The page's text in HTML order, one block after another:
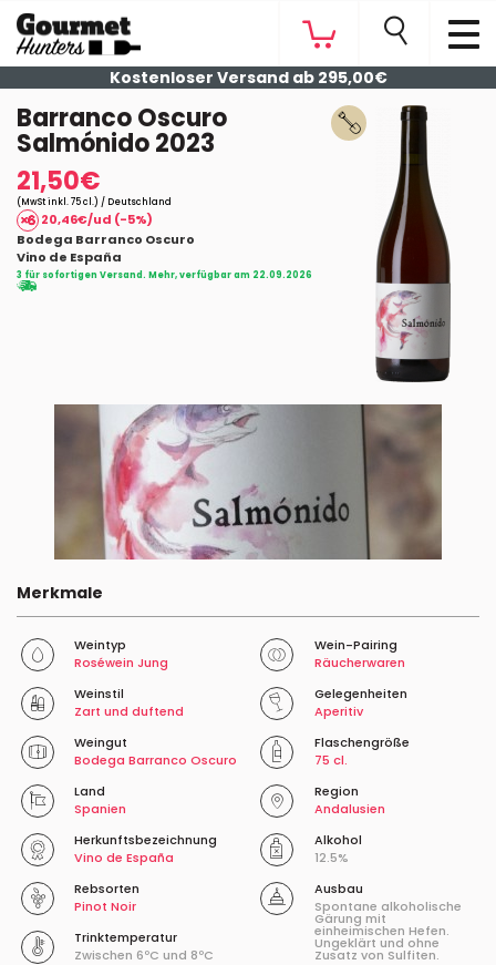
Kostenloser Versand ab 295,00€
Barranco Oscuro
Salmónido 2023
21,50€
(MwSt inkl. 75 cl.) / Deutschland
20,46€/ud (-5%)
Bodega Barranco Oscuro
Vino de España
3 für sofortigen Versand. Mehr, verfügbar am 22.09.2026
Merkmale
Weintyp
Roséwein Jung
Wein-Pairing
Räucherwaren
Weinstil
Zart und duftend
Gelegenheiten
Aperitiv
Weingut
Bodega Barranco Oscuro
Flaschengröße
75 cl.
Land
Spanien
Region
Andalusien
Herkunftsbezeichnung
Vino de España
Alkohol
12.5%
Rebsorten
Pinot Noir
Trinktemperatur
Zwischen 6ºC und 8ºC
Ausbau
Spontane alkoholische
Gärung mit
einheimischen Hefen.
Ungeklärt und ohne
Zusatz von Sulfiten.